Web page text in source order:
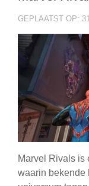
GEPLAATST OP:
Marvel Rivals is
waarin bekende